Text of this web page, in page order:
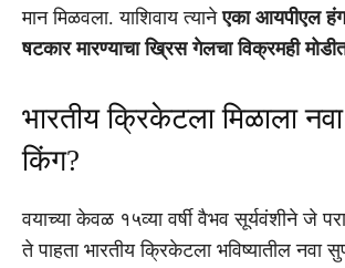
मान मिळवला. याशिवाय त्यानेएका आयपीएल
षटकार मारण्याचा ख्रिस गेलचा विक्रमही
भारतीय क्रिकेटला मिळाला
किंग?
वयाच्या केवळ १५व्या वर्षी वैभव सूर्यवंशीने जे
ते पाहता भारतीय क्रिकेटला भविष्यातील नवा